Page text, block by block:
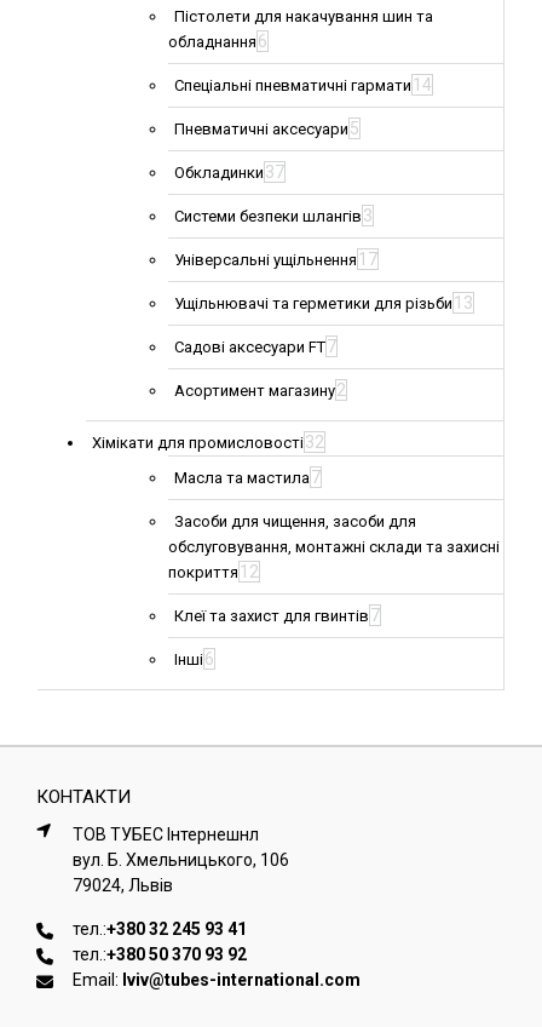
Пістолети для накачування шин та
обладнання 6
Спеціальні пневматичні гармати 14
Пневматичні аксесуари 5
Обкладинки 37
Системи безпеки шлангів 3
Універсальні ущільнення 17
Ущільнювачі та герметики для різьби 13
Садові аксесуари FT7
Асортимент магазину2
Хімікати для промисловості32
Масла та мастила7
Засоби для чищення, засоби для
обслуговування, монтажні склади та захисні
покриття 12
Клеї та захист для гвинтів 7
Інші6
КОНТАКТИ
ТОВ ТУБЕС Iнтернешнл
вул. Б. Хмельницького, 106
79024, Львiв
тел.:+380 32 245 93 41
тел.:+380 50 370 93 92
Email: lviv@tubes-international.com